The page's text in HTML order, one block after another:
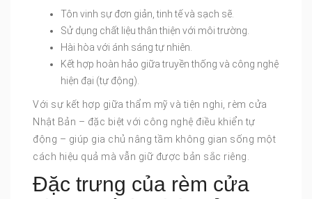
Tôn vinh sự đơn giản, tinh tế và sạch sẽ.
Sử dụng chất liệu thân thiện với môi trường.
Hài hòa với ánh sáng tự nhiên.
Kết hợp hoàn hảo giữa truyền thống và công nghệ
hiện đại (tự động).
Với sự kết hợp giữa thẩm mỹ và tiện nghi, rèm cửa
Nhật Bản – đặc biệt với công nghệ điều khiển tự
động – giúp gia chủ nâng tầm không gian sống một
cách hiệu quả mà vẫn giữ được bản sắc riêng.
Đặc trưng của rèm cửa